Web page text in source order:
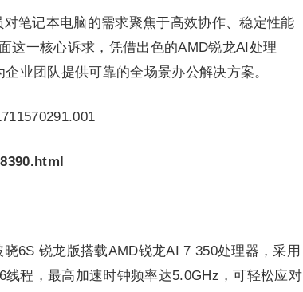
笔记本电脑的需求聚焦于高效协作、稳定性能
这一核心诉求，凭借出色的AMD锐龙AI处理
业团队提供可靠的全场景办公解决方案。
6S 锐龙版搭载AMD锐龙AI 7 350处理器，采用
程，最高加速时钟频率达5.0GHz，可轻松应对